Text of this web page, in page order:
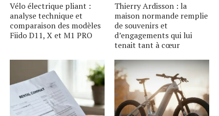
Vélo électrique pliant :
analyse technique et
comparaison des modèles
Fiido D11, X et M1 PRO
Thierry Ardisson : la
maison normande remplie
de souvenirs et
d’engagements qui lui
tenait tant à cœur